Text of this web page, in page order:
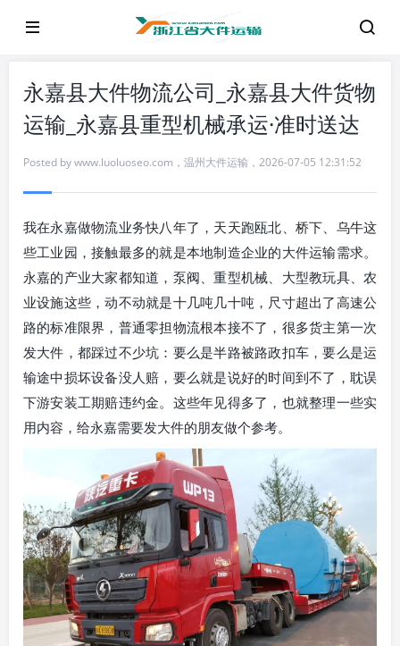
永嘉县大件物流公司_永嘉县大件货物
运输_永嘉县重型机械承运·准时送达
Posted bywww.luoluoseo.com ， 温州大件运输 ， 2026-07-05 12:31:52
我在永嘉做物流业务快八年了，天天跑瓯北、桥下、乌牛这
些工业园，接触最多的就是本地制造企业的大件运输需求。
永嘉的产业大家都知道，泵阀、重型机械、大型教玩具、农
业设施这些，动不动就是十几吨几十吨，尺寸超出了高速公
路的标准限界，普通零担物流根本接不了，很多货主第一次
发大件，都踩过不少坑：要么是半路被路政扣车，要么是运
输途中损坏设备没人赔，要么就是说好的时间到不了，耽误
下游安装工期赔违约金。这些年见得多了，也就整理一些实
用内容，给永嘉需要发大件的朋友做个参考。